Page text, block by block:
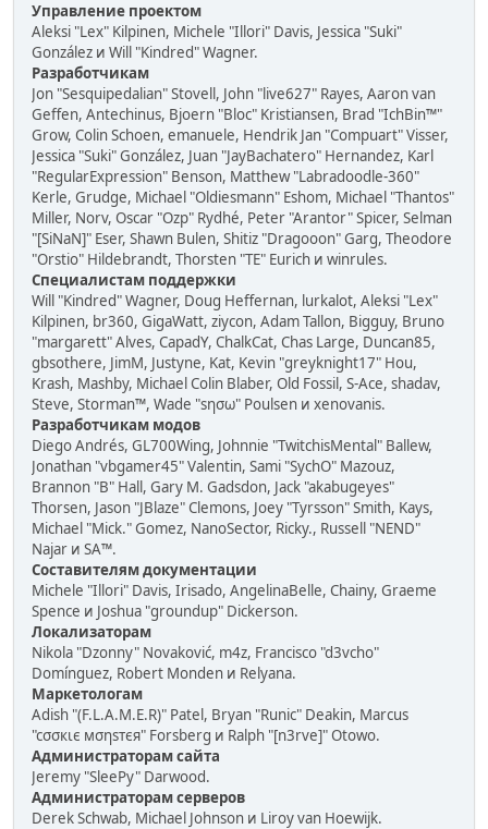
Управление проектом
Aleksi "Lex" Kilpinen, Michele "Illori" Davis, Jessica "Suki"
González и Will "Kindred" Wagner.
Разработчикам
Jon "Sesquipedalian" Stovell, John "live627" Rayes, Aaron van
Geffen, Antechinus, Bjoern "Bloc" Kristiansen, Brad "IchBin™"
Grow, Colin Schoen, emanuele, Hendrik Jan "Compuart" Visser,
Jessica "Suki" González, Juan "JayBachatero" Hernandez, Karl
"RegularExpression" Benson, Matthew "Labradoodle-360"
Kerle, Grudge, Michael "Oldiesmann" Eshom, Michael "Thantos"
Miller, Norv, Oscar "Ozp" Rydhé, Peter "Arantor" Spicer, Selman
"[SiNaN]" Eser, Shawn Bulen, Shitiz "Dragooon" Garg, Theodore
"Orstio" Hildebrandt, Thorsten "TE" Eurich и winrules.
Специалистам поддержки
Will "Kindred" Wagner, Doug Heffernan, lurkalot, Aleksi "Lex"
Kilpinen, br360, GigaWatt, ziycon, Adam Tallon, Bigguy, Bruno
"margarett" Alves, CapadY, ChalkCat, Chas Large, Duncan85,
gbsothere, JimM, Justyne, Kat, Kevin "greyknight17" Hou,
Krash, Mashby, Michael Colin Blaber, Old Fossil, S-Ace, shadav,
Steve, Storman™, Wade "sησω" Poulsen и xenovanis.
Разработчикам модов
Diego Andrés, GL700Wing, Johnnie "TwitchisMental" Ballew,
Jonathan "vbgamer45" Valentin, Sami "SychO" Mazouz,
Brannon "B" Hall, Gary M. Gadsdon, Jack "akabugeyes"
Thorsen, Jason "JBlaze" Clemons, Joey "Tyrsson" Smith, Kays,
Michael "Mick." Gomez, NanoSector, Ricky., Russell "NEND"
Najar и SA™.
Составителям документации
Michele "Illori" Davis, Irisado, AngelinaBelle, Chainy, Graeme
Spence и Joshua "groundup" Dickerson.
Локализаторам
Nikola "Dzonny" Novaković, m4z, Francisco "d3vcho"
Domínguez, Robert Monden и Relyana.
Маркетологам
Adish "(F.L.A.M.E.R)" Patel, Bryan "Runic" Deakin, Marcus
"cσσкιє мσηѕтєя" Forsberg и Ralph "[n3rve]" Otowo.
Администраторам сайта
Jeremy "SleePy" Darwood.
Администраторам серверов
Derek Schwab, Michael Johnson и Liroy van Hoewijk.